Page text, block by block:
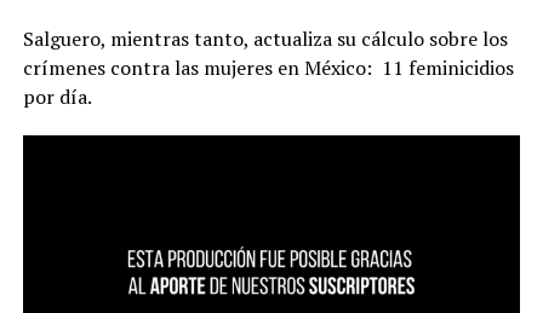
Salguero, mientras tanto, actualiza su cálculo sobre los
crímenes contra las mujeres en México: 11 feminicidios
por día.